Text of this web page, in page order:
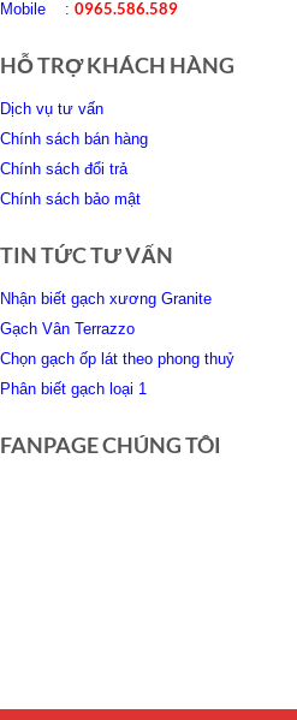
Mobile : 0965.586.589
HỖ TRỢ KHÁCH HÀNG
Dịch vụ tư vấn
Chính sách bán hàng
Chính sách đổi trả
Chính sách bảo mật
TIN TỨC TƯ VẤN
Nhận biết gạch xương Granite
Gạch Vân Terrazzo
Chọn gạch ốp lát theo phong thuỷ
Phân biết gạch loại 1
FANPAGE CHÚNG TÔI